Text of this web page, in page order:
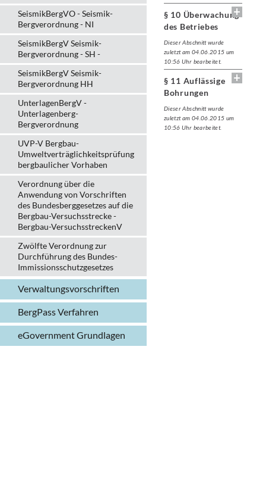
SeismikBergVO - Seismik-
Bergverordnung - NI
SeismikBergV Seismik-
Bergverordnung - SH -
SeismikBergV Seismik-
Bergverordnung HH
UnterlagenBergV -
Unterlagenberg-
Bergverordnung
UVP-V Bergbau-
Umweltverträglichkeits­prüfung
bergbau­licher Vorhaben
Verordnung über die
Anwendung von Vorschriften
des Bundesberggesetzes auf die
Bergbau-Versuchsstrecke -
Bergbau-VersuchsstreckenV
Zwölfte Verordnung zur
Durchführung des Bundes-
Immissionsschutzgesetzes
Verwaltungs­vorschriften
BergPass Verfahren
eGovernment Grundlagen
§ 10 Überwachung
des Betriebes
Dieser Abschnitt wurde
zuletzt am 04.06.2015 um
10:56 Uhr bearbeitet.
§ 11 Auflässige
Bohrungen
Dieser Abschnitt wurde
zuletzt am 04.06.2015 um
10:56 Uhr bearbeitet.